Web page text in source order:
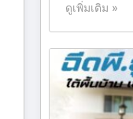
ดูเพิ่มเติม »